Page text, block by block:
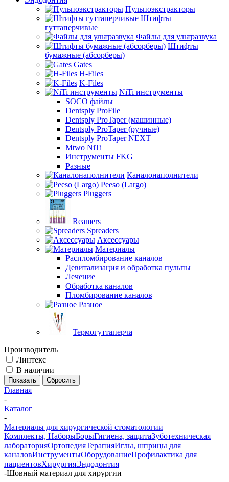
Пульпоэкстракторы
Штифты
гуттаперчивые
Файлы для ультразвука
Штифты
бумажные (абсорберы)
Gates
H-Files
K-Files
NiTi инструменты
SOCO файлы
Dentsply ProFile
Dentsply ProTaper (машинные)
Dentsply ProTaper (ручные)
Dentsply ProTaper NEXT
Mtwo NiTi
Инструменты FKG
Разные
Каналонаполнители
Peeso (Largo)
Pluggers
Reamers
Spreaders
Аксессуары
Материалы
Распломбирование каналов
Девитализация и обработка пульпы
Лечение
Обработка каналов
Пломбирование каналов
Разное
Термогуттаперча
Производитель
Линтекс
В наличии
Сбросить
Главная
-
Каталог
-
Материалы для хирургической стоматологии
Комплекты, НаборыБорыГигиена, защитаЗуботехническая
лабораторияОртопедияТерапияИглы, шприцы для
каналовИнструментыОборудованиеПрофилактика для
пациентовХирургияЭндодонтия
-Шовный материал для хирургии